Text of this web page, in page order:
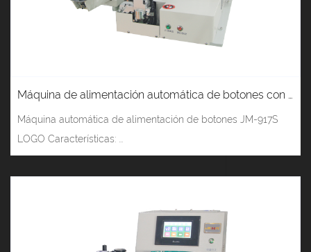
Máquina de alimentación automática de botones con reconocimiento de LOGOTIPO JM-917S (botón vertical) con máquina de botones de accionamiento directo JM-4-2D
Máquina automática de alimentación de botones JM-917S
LOGO Características: ...